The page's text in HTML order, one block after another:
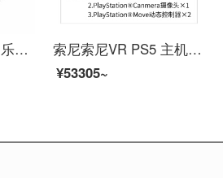
幻影星空（funinvr）乐享光轮 虚拟现实vr赛车驾驶模拟 vr赛车设备
索尼索尼VR PS5 主机 PS4 PSVR 虚拟现实 psvr头盔 3D游戏眼镜 PS4VR1 VR二代精品套装
¥53305~